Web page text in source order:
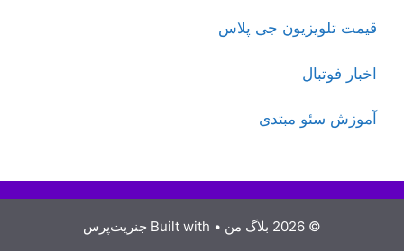
قیمت تلویزیون جی پلاس
اخبار فوتبال
آموزش سئو مبتدی
© 2026 بلاگ من • Built with جنریت‌پرس